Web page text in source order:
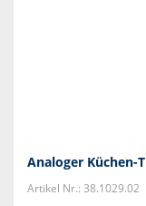
Analoger Küchen-
Artikel Nr.: 38.1029.02